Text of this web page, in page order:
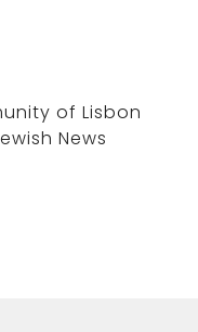
of Lisbon
News